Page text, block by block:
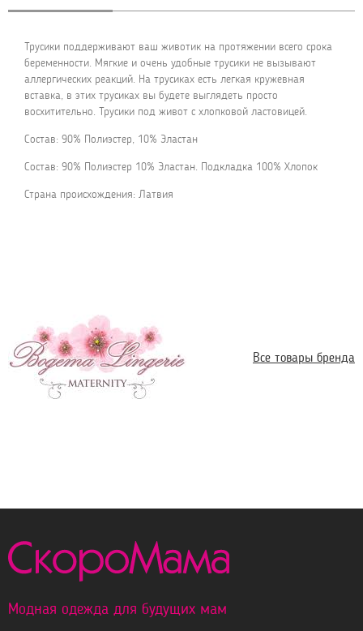
Трусики поддерживают ваш животик на протяжении всего срока
беременности. Мягкие и очень удобные трусики не вызывают
аллергических реакций. На трусиках есть легкая кружевная
вставка, в этих трусиках вы будете выглядеть просто
восхитительно. Трусики под живот с хлопковой ластовицей.
Состав: 90% Полиэстер, 10% Эластан
Состав: 90% Полиэстер 10% Эластан. Подкладка 100% Хлопок
Страна происхождения: Латвия
Все товары бренда
Модная одежда для будущих мам